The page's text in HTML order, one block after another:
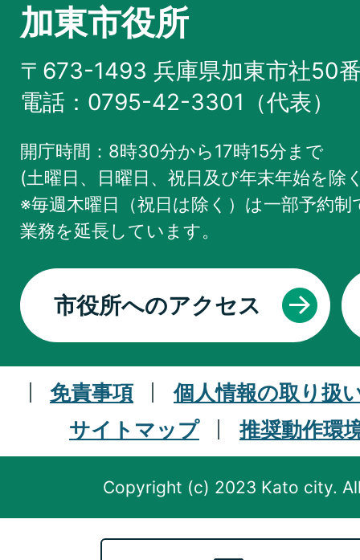
加東市役所
〒673-1493 兵庫県加東市社50
電話：0795-42-3301（代表）
開庁時間：8時30分から17時15分まで
(土曜日、日曜日、祝日及び年末年始を除
※毎週木曜日（祝日は除く）は一部予約
業務を延長しています。
市役所へのアクセス
免責事項
個人情報の取り扱
サイトマップ
推奨動作環
Copyright (c) 2023 Kato city.